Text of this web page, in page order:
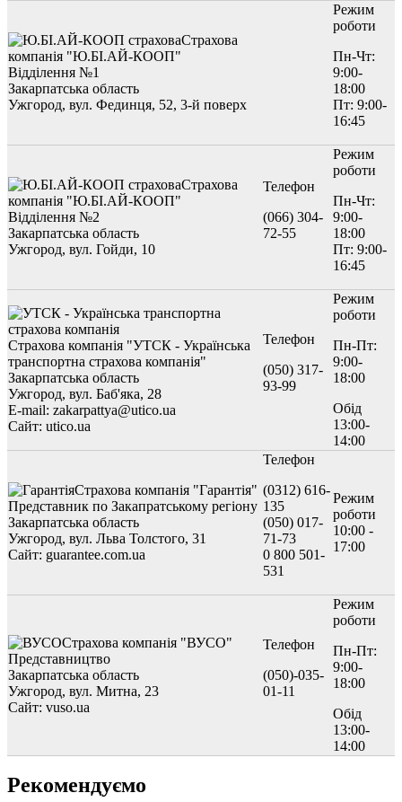
Страхова
компанія "Ю.БІ.АЙ-КООП"
Відділення №1
Закарпатська область
Ужгород, вул. Фединця, 52, 3-й поверх
Режим
роботи
Пн-Чт:
9:00-
18:00
Пт: 9:00-
16:45
Страхова
компанія "Ю.БІ.АЙ-КООП"
Відділення №2
Закарпатська область
Ужгород, вул. Гойди, 10
Телефон
(066) 304-
72-55
Режим
роботи
Пн-Чт:
9:00-
18:00
Пт: 9:00-
16:45
Страхова компанія "УТСК - Українська
транспортна страхова компанія"
Закарпатська область
Ужгород, вул. Баб'яка, 28
E-mail: zakarpattya@utico.ua
Сайт: utico.ua
Телефон
(050) 317-
93-99
Режим
роботи
Пн-Пт:
9:00-
18:00
Обід
13:00-
14:00
Страхова компанія "Гарантія"
Представник по Закапратському регіону
Закарпатська область
Ужгород, вул. Льва Толстого, 31
Сайт: guarantee.com.ua
Телефон
(0312) 616-
135
(050) 017-
71-73
0 800 501-
531
Режим
роботи
10:00 -
17:00
Страхова компанія "ВУСО"
Представництво
Закарпатська область
Ужгород, вул. Митна, 23
Сайт: vuso.ua
Телефон
(050)-035-
01-11
Режим
роботи
Пн-Пт:
9:00-
18:00
Обід
13:00-
14:00
Рекомендуємо